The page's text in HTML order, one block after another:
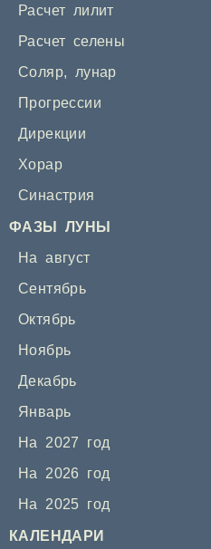
Расчет лилит
Расчет селены
Соляр, лунар
Прогрессии
Дирекции
Хорар
Синастрия
ФАЗЫ ЛУНЫ
На август
Сентябрь
Октябрь
Ноябрь
Декабрь
Январь
На 2027 год
На 2026 год
На 2025 год
КАЛЕНДАРИ